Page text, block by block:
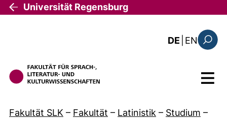
Direkt zum Inhalt
Universität Regensburg
DE EN: the
Menü
Fakultät SLK – Fakultät – Latinistik – Studium –